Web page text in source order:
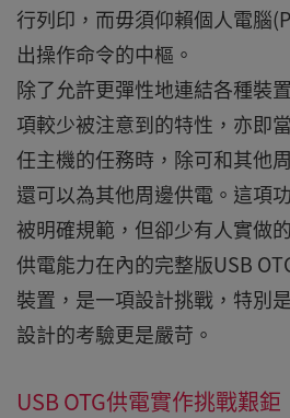
行列印，而毋須仰賴個人電腦
出操作命令的中樞。
除了允許更彈性地連結各種裝
項較少被注意到的特性，亦即
任主機的任務時，除可和其他
還可以為其他周邊供電。這項
被明確規範，但卻少有人實做
供電能力在內的完整版USB
裝置，是一項設計挑戰，特別
設計的考驗更是嚴苛。
USB OTG供電實作挑戰艱鉅